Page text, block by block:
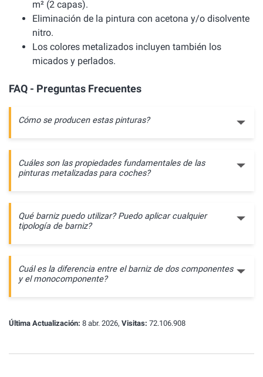
m² (2 capas).
Eliminación de la pintura con acetona y/o disolvente
nitro.
Los colores metalizados incluyen también los
micados y perlados.
FAQ - Preguntas Frecuentes
Cómo se producen estas pinturas?
Cuáles son las propiedades fundamentales de las
pinturas metalizadas para coches?
Qué barniz puedo utilizar? Puedo aplicar cualquier
tipología de barniz?
Cuál es la diferencia entre el barniz de dos componentes
y el monocomponente?
Última Actualización: 8 abr. 2026, Visitas: 72.106.908